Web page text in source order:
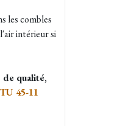
les combles
intérieur si
qualité,
45-11